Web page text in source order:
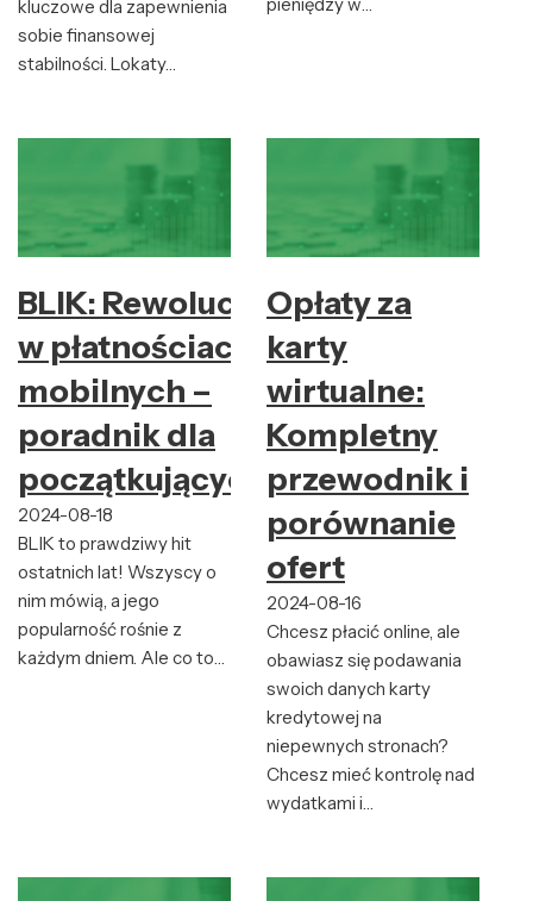
kluczowe dla zapewnienia
sobie finansowej
stabilności. Lokaty…
BLIK: Rewolucja
w płatnościach
mobilnych –
poradnik dla
początkujących
2024-08-18
BLIK to prawdziwy hit
ostatnich lat! Wszyscy o
nim mówią, a jego
popularność rośnie z
każdym dniem. Ale co to…
Opłaty za
karty
wirtualne:
Kompletny
przewodnik i
porównanie
ofert
2024-08-16
Chcesz płacić online, ale
obawiasz się podawania
swoich danych karty
kredytowej na
niepewnych stronach?
Chcesz mieć kontrolę nad
wydatkami i…